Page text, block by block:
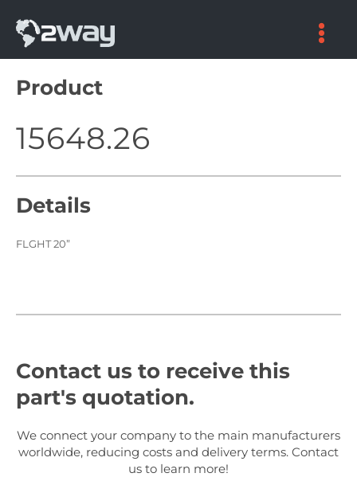
content
Product
15648.26
Details
FLGHT 20”
Contact us to receive this
part's quotation.
We connect your company to the main manufacturers
worldwide, reducing costs and delivery terms. Contact
us to learn more!